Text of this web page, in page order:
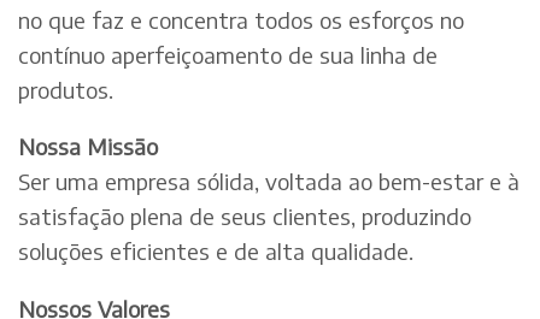
no que faz e concentra todos os esforços no
contínuo aperfeiçoamento de sua linha de
produtos.
Nossa Missão
Ser uma empresa sólida, voltada ao bem-estar e à
satisfação plena de seus clientes, produzindo
soluções eficientes e de alta qualidade.
Nossos Valores